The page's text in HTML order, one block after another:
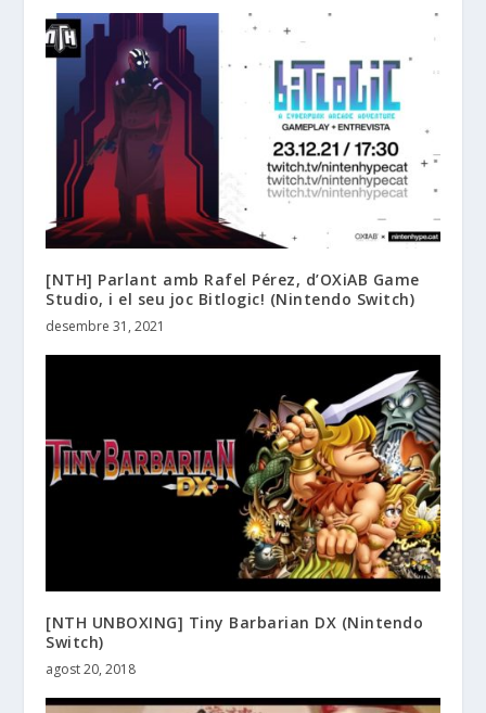
[NTH] Parlant amb Rafel Pérez, d’OXiAB Game
Studio, i el seu joc Bitlogic! (Nintendo Switch)
desembre 31, 2021
[NTH UNBOXING] Tiny Barbarian DX (Nintendo
Switch)
agost 20, 2018